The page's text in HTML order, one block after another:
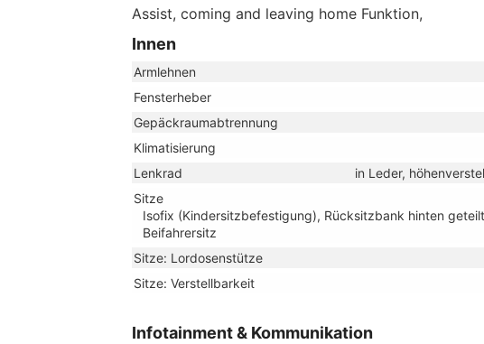
Assist, coming and leaving home Funktion,
Innen
Armlehnen
Fensterheber
Gepäckraumabtrennung
Klimatisierung
Lenkrad
in Leder,
Sitze
Isofix (Kindersitzbefestigung), Rücksitzbank hinten
Beifahrersitz
Sitze: Lordosenstütze
Sitze: Verstellbarkeit
Infotainment & Kommunikation